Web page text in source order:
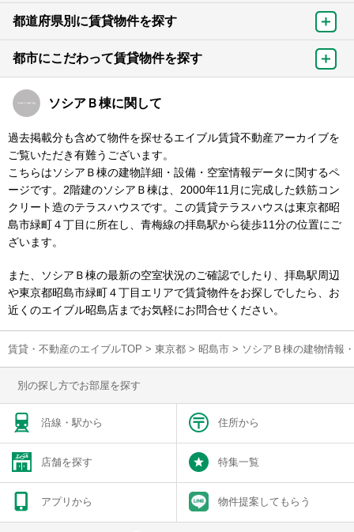
都道府県別に賃貸物件を探す
都市にこだわって賃貸物件を探す
ソシアＢ棟に関して
過去掲載分も含めて物件を探せるエイブル賃貸不動産アーカイブを
ご覧いただき有難うございます。
こちらはソシアＢ棟の建物詳細・設備・空室情報データに関するペ
ージです。2階建のソシアＢ棟は、2000年11月に完成した鉄筋コン
クリート造のテラスハウスです。この賃貸テラスハウスは東京都昭
島市緑町４丁目に所在し、青梅線の拝島駅から徒歩11分の位置にご
ざいます。
また、ソシアＢ棟の最新の空室状況のご確認でしたり、拝島駅周辺
や東京都昭島市緑町４丁目エリアで賃貸物件をお探しでしたら、お
近くのエイブル昭島店までお気軽にお問合せください。
賃貸・不動産のエイブルTOP > 東京都 > 昭島市 > ソシアＢ棟の建物情報
別の探し方でお部屋を探す
沿線・駅から 住所から
店舗を探す 特集一覧
アプリから 物件提案してもらう